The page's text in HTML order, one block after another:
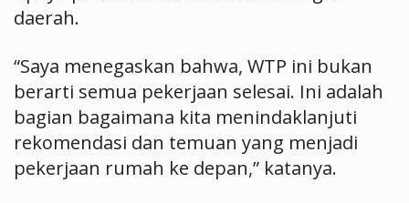
daerah.
“Saya menegaskan bahwa, WTP ini bukan
berarti semua pekerjaan selesai. Ini adalah
bagian bagaimana kita menindaklanjuti
rekomendasi dan temuan yang menjadi
pekerjaan rumah ke depan,” katanya.